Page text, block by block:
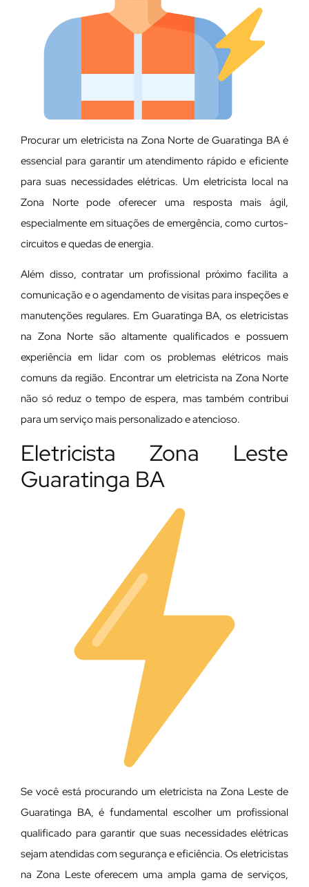
Procurar um eletricista na Zona Norte de Guaratinga BA é
essencial para garantir um atendimento rápido e eficiente
para suas necessidades elétricas. Um eletricista local na
Zona Norte pode oferecer uma resposta mais ágil,
especialmente em situações de emergência, como curtos-
circuitos e quedas de energia.
Além disso, contratar um profissional próximo facilita a
comunicação e o agendamento de visitas para inspeções e
manutenções regulares. Em Guaratinga BA, os eletricistas
na Zona Norte são altamente qualificados e possuem
experiência em lidar com os problemas elétricos mais
comuns da região. Encontrar um eletricista na Zona Norte
não só reduz o tempo de espera, mas também contribui
para um serviço mais personalizado e atencioso.
Eletricista Zona Leste
Guaratinga BA
Se você está procurando um eletricista na Zona Leste de
Guaratinga BA, é fundamental escolher um profissional
qualificado para garantir que suas necessidades elétricas
sejam atendidas com segurança e eficiência. Os eletricistas
na Zona Leste oferecem uma ampla gama de serviços,